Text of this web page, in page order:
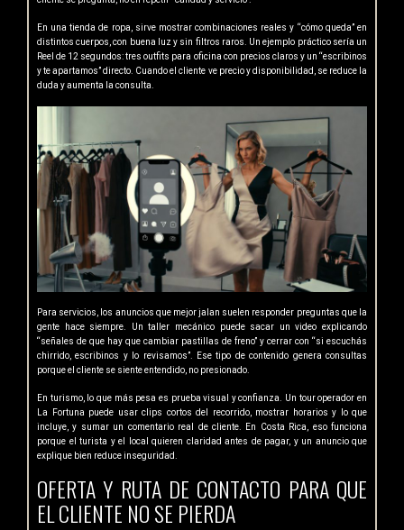
En una tienda de ropa, sirve mostrar combinaciones reales y “cómo queda” en
distintos cuerpos, con buena luz y sin filtros raros. Un ejemplo práctico sería un
Reel de 12 segundos: tres outfits para oficina con precios claros y un “escribinos
y te apartamos” directo. Cuando el cliente ve precio y disponibilidad, se reduce la
duda y aumenta la consulta.
Para servicios, los anuncios que mejor jalan suelen responder preguntas que la
gente hace siempre. Un taller mecánico puede sacar un video explicando
“señales de que hay que cambiar pastillas de freno” y cerrar con “si escuchás
chirrido, escribinos y lo revisamos”. Ese tipo de contenido genera consultas
porque el cliente se siente entendido, no presionado.
En turismo, lo que más pesa es prueba visual y confianza. Un tour operador en
La Fortuna puede usar clips cortos del recorrido, mostrar horarios y lo que
incluye, y sumar un comentario real de cliente. En Costa Rica, eso funciona
porque el turista y el local quieren claridad antes de pagar, y un anuncio que
explique bien reduce inseguridad.
OFERTA Y RUTA DE CONTACTO PARA QUE
EL CLIENTE NO SE PIERDA